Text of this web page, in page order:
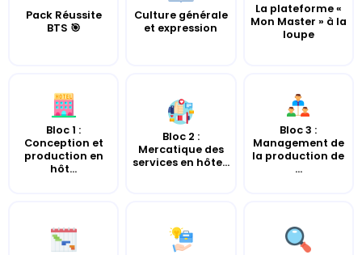
Pack Réussite
BTS 🎯
Culture générale
et expression
La plateforme «
Mon Master » à la
loupe
Bloc 1 :
Conception et
production en
hôt...
Bloc 2 :
Mercatique des
services en hôte...
Bloc 3 :
Management de
la production de
...